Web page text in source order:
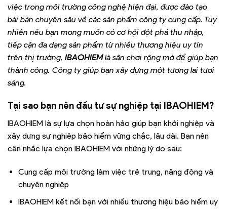
việc trong môi trường công nghệ hiện đại, được đào tạo
bài bản chuyên sâu về các sản phẩm công ty cung cấp. Tuy
nhiên nếu bạn mong muốn có cơ hội đột phá thu nhập,
tiếp cận đa dạng sản phẩm từ nhiều thương hiệu uy tín
trên thị trường, IBAOHIEMlà sân chơi rộng mở để giúp bạn
thành công. Công ty giúp bạn xây dựng một tương lai tươi
sáng.
Tại sao bạn nên đầu tư sự nghiệp tại IBAOHIEM?
IBAOHIEM là sự lựa chọn hoàn hảo giúp bạn khởi nghiệp và
xây dựng sự nghiệp bảo hiểm vững chắc, lâu dài. Bạn nên
cân nhắc lựa chọn IBAOHIEM với những lý do sau:
Cung cấp môi trường làm việc trẻ trung, năng động và
chuyên nghiệp
IBAOHIEM kết nối bạn với nhiều thương hiệu bảo hiểm uy